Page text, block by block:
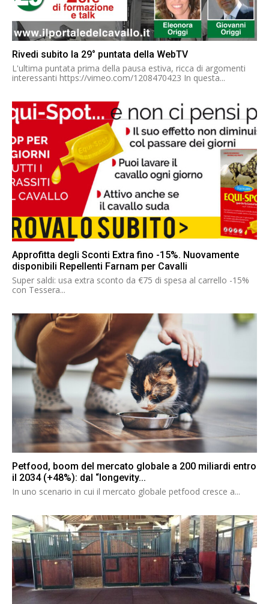
Rivedi subito la 29° puntata della WebTV
L'ultima puntata prima della pausa estiva, ricca di argomenti
interessanti https://vimeo.com/1208470423 In questa...
Approfitta degli Sconti Extra fino -15%. Nuovamente
disponibili Repellenti Farnam per Cavalli
Super saldi: usa extra sconto da €75 di spesa al carrello -15%
con Tessera...
Petfood, boom del mercato globale a 200 miliardi entro
il 2034 (+48%): dal “longevity...
In uno scenario in cui il mercato globale petfood cresce a...